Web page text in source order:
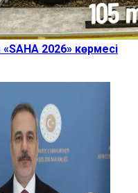
2026» көрмесі